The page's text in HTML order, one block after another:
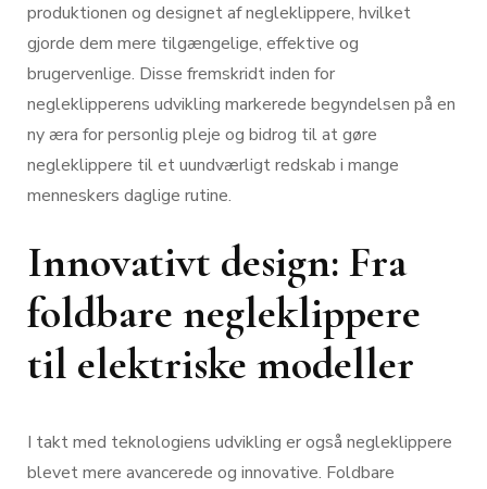
produktionen og designet af negleklippere, hvilket
gjorde dem mere tilgængelige, effektive og
brugervenlige. Disse fremskridt inden for
negleklipperens udvikling markerede begyndelsen på en
ny æra for personlig pleje og bidrog til at gøre
negleklippere til et uundværligt redskab i mange
menneskers daglige rutine.
Innovativt design: Fra
foldbare negleklippere
til elektriske modeller
I takt med teknologiens udvikling er også negleklippere
blevet mere avancerede og innovative. Foldbare